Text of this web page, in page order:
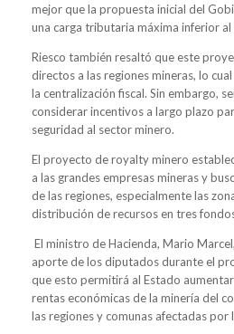
mejor que la propuesta inicial del
una carga tributaria máxima inferior al
Riesco también resaltó que este
directos a las regiones mineras, lo
la centralización fiscal. Sin embargo,
considerar incentivos a largo plazo
seguridad al sector minero.
El proyecto de royalty minero
a las grandes empresas mineras y
de las regiones, especialmente las
distribución de recursos en tres
El ministro de Hacienda, Mario
aporte de los diputados durante el
que esto permitirá al Estado
rentas económicas de la minería del
las regiones y comunas afectadas por